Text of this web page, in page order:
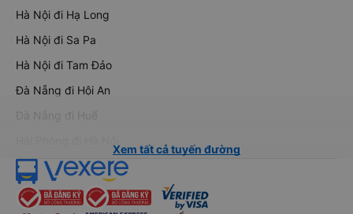
Hà Nội đi Hạ Long
Hà Nội đi Sa Pa
Hà Nội đi Tam Đảo
Đà Nẵng đi Hội An
Đà Nẵng đi Huế
Xem tất cả tuyến đường